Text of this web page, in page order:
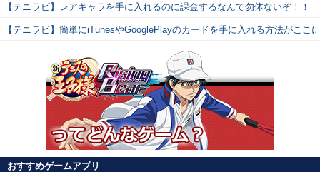
【テニラビ】レアキャラを手に入れるのに課金するなんて勿体ないぞ！！
【テニラビ】簡単にiTunesやGooglePlayのカードを手に入れる方法がここ
おすすめゲームアプリ